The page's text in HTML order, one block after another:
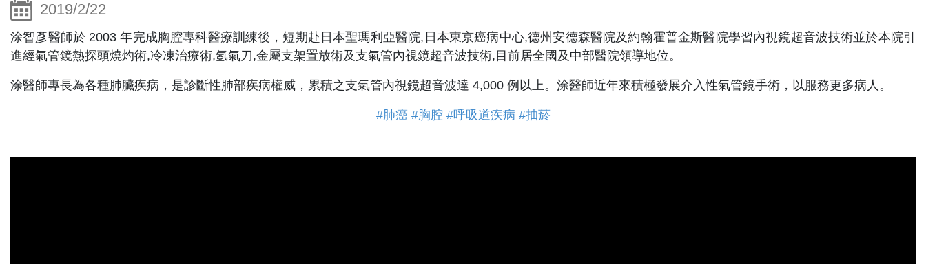
2019/2/22
涂智彥醫師於 2003 年完成胸腔專科醫療訓練後，短期赴日本聖瑪利亞醫院,日本東京癌病中心,德州安德森醫院及約翰霍普金斯醫院學習內視鏡超音波技術並於本院引
進經氣管鏡熱探頭燒灼術,冷凍治療術,氬氣刀,金屬支架置放術及支氣管內視鏡超音波技術,目前居全國及中部醫院領導地位。
涂醫師專長為各種肺臟疾病，是診斷性肺部疾病權威，累積之支氣管內視鏡超音波達 4,000 例以上。涂醫師近年來積極發展介入性氣管鏡手術，以服務更多病人。
#肺癌 #胸腔 #呼吸道疾病 #抽菸